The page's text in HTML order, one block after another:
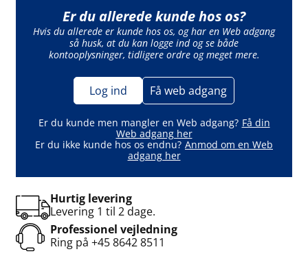
Er du allerede kunde hos os?
Hvis du allerede er kunde hos os, og har en Web adgang
så husk, at du kan logge ind og se både
kontooplysninger, tidligere ordre og meget mere.
Log ind Få web adgang
Er du kunde men mangler en Web adgang? Få din
Web adgang her
Er du ikke kunde hos os endnu? Anmod om en Web
adgang her
Hurtig levering
Levering 1 til 2 dage.
Professionel vejledning
Ring på +45 8642 8511